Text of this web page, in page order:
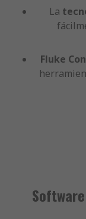
La
Fluke